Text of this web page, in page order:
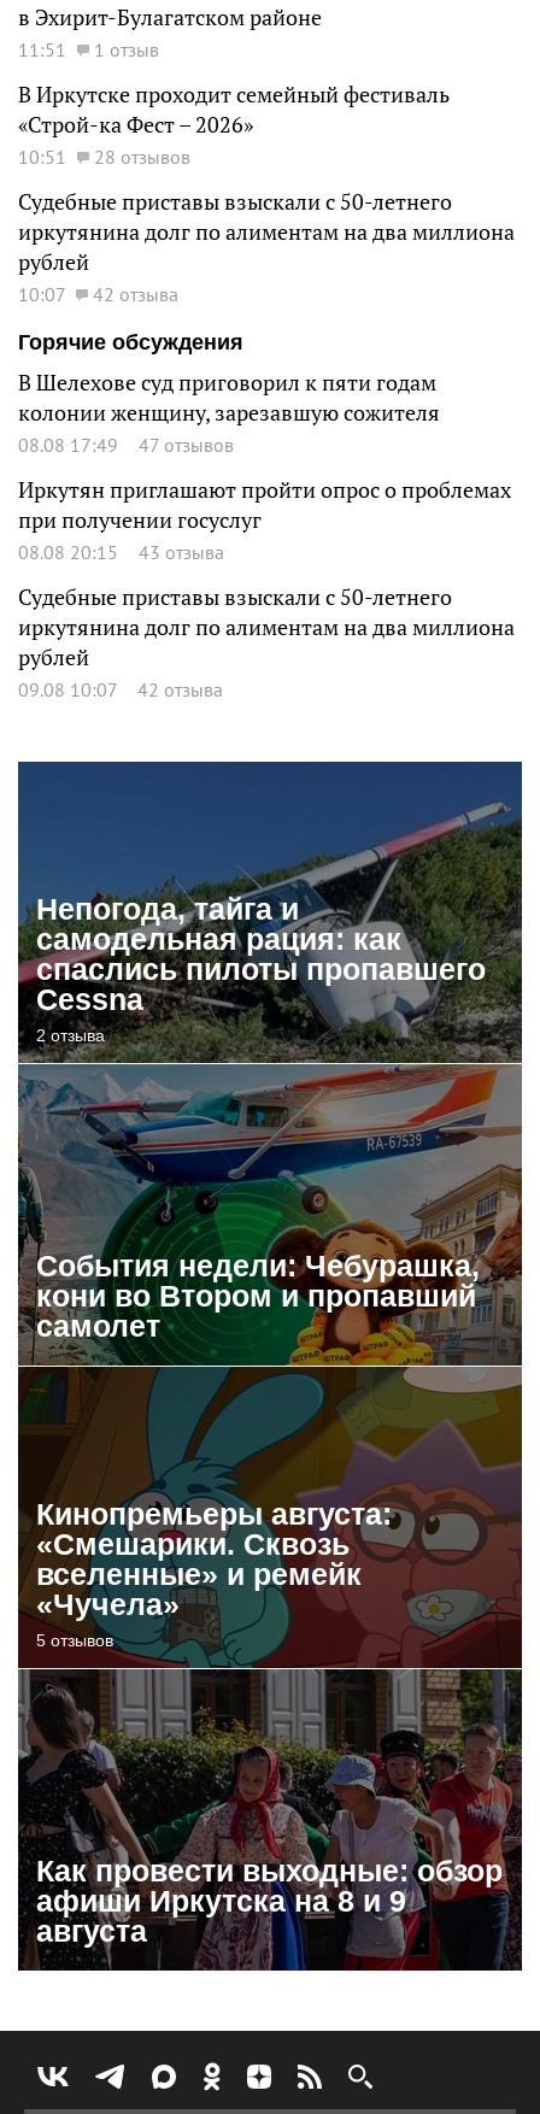
в Эхирит-Булагатском районе
11:51 1 отзыв
В Иркутске проходит семейный фестиваль
«Строй-ка Фест – 2026»
10:51 28 отзывов
Судебные приставы взыскали с 50-летнего
иркутянина долг по алиментам на два миллиона
рублей
10:07
42 отзыва
Горячие обсуждения
В Шелехове суд приговорил к пяти годам
колонии женщину, зарезавшую сожителя
08.08 17:49 47 отзывов
Иркутян приглашают пройти опрос о проблемах
при получении госуслуг
08.08 20:15 43 отзыва
Судебные приставы взыскали с 50-летнего
иркутянина долг по алиментам на два миллиона
рублей
09.08 10:07 42 отзыва
Непогода, тайга и
самодельная рация: как
спаслись пилоты пропавшего
Cessna
2 отзыва
События недели: Чебурашка,
кони во Втором и пропавший
самолет
Кинопремьеры августа:
«Смешарики. Сквозь
вселенные» и ремейк
«Чучела»
5 отзывов
Как провести выходные: обзор
афиши Иркутска на 8 и 9
августа